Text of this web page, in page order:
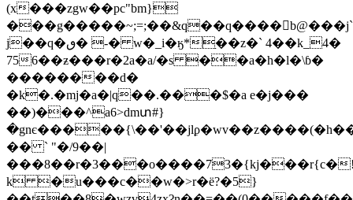
(x���zgw��pc"bm}
j��q�ٯ� -� w�_i�ӄ*ַ��z�` 4��k_4�
756��ƶ���r�2a�a/�s ��a�h�l�\ɓ�
��������d�
�k�.�mj�a�|q��.���$�a e�j���
��)���^a6>dmտ#}
�� ` "�/9��|
���8��r�3���o����73�{kj���r{c�
k �u���c��w�>r�ë?�5}